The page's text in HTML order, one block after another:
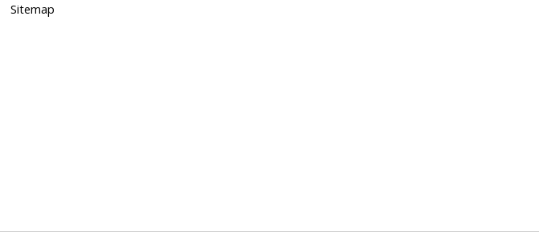
Sitemap